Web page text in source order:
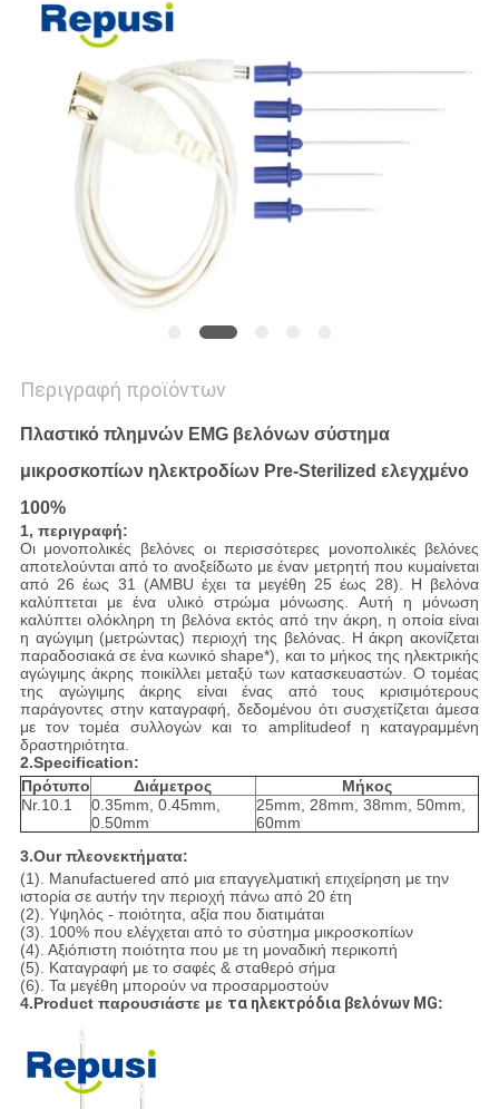
Περιγραφή προϊόντων
Πλαστικό πλημνών EMG βελόνων σύστημα
μικροσκοπίων ηλεκτροδίων Pre-Sterilized ελεγχμένο
100%
1, περιγραφή:
Οι μονοπολικές βελόνες οι περισσότερες μονοπολικές βελόνες
αποτελούνται από το ανοξείδωτο με έναν μετρητή που κυμαίνεται
από 26 έως 31 (AMBU έχει τα μεγέθη 25 έως 28). Η βελόνα
καλύπτεται με ένα υλικό στρώμα μόνωσης. Αυτή η μόνωση
καλύπτει ολόκληρη τη βελόνα εκτός από την άκρη, η οποία είναι
η αγώγιμη (μετρώντας) περιοχή της βελόνας. Η άκρη ακονίζεται
παραδοσιακά σε ένα κωνικό shape*), και το μήκος της ηλεκτρικής
αγώγιμης άκρης ποικίλλει μεταξύ των κατασκευαστών. Ο τομέας
της αγώγιμης άκρης είναι ένας από τους κρισιμότερους
παράγοντες στην καταγραφή, δεδομένου ότι συσχετίζεται άμεσα
με τον τομέα συλλογών και το amplitudeof η καταγραμμένη
δραστηριότητα.
2.Specification:
Πρότυπο
Διάμετρος
Μήκος
Nr.10.1
0.35mm, 0.45mm,
0.50mm
25mm, 28mm, 38mm, 50mm,
60mm
3.Our πλεονεκτήματα:
(1). Manufactuered από μια επαγγελματική επιχείρηση με την
ιστορία σε αυτήν την περιοχή πάνω από 20 έτη
(2). Υψηλός - ποιότητα, αξία που διατιμάται
(3). 100% που ελέγχεται από το σύστημα μικροσκοπίων
(4). Αξιόπιστη ποιότητα που με τη μοναδική περικοπή
(5). Καταγραφή με το σαφές & σταθερό σήμα
(6). Τα μεγέθη μπορούν να προσαρμοστούν
4.Product παρουσιάστε με τα ηλεκτρόδια βελόνων MG: